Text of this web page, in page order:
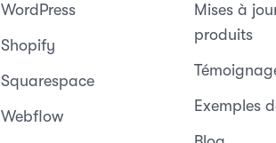
WordPress
Shopify
Squarespace
Webflow
Mises à
produits
Exemples